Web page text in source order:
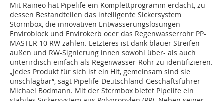
Mit Raineo hat Pipelife ein Komplettprogramm erdacht, zu
dessen Bestandteilen das intelligente Sickersystem
Stormbox, die innovativen Entwässerungslösungen
Enviroblock und Envirokerb oder das Regenwasserrohr PP-
MASTER 10 RW zählen. Letzteres ist dank blauer Streifen
außen und RW-Signierung innen sowohl über- als auch
unterirdisch einfach als Regenwasser-Rohr zu identifizieren.
„Jedes Produkt für sich ist ein Hit, gemeinsam sind sie
unschlagbar“, sagt Pipelife-Deutschland-Geschäftsführer
Michael Bodmann. Mit der Stormbox bietet Pipelife ein